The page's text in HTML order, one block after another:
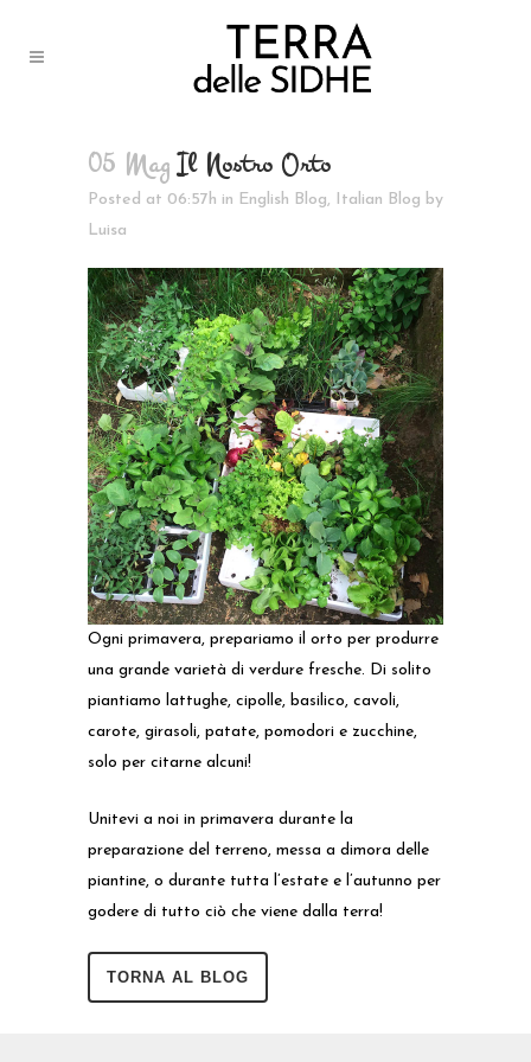
05 MagIl Nostro Orto
Posted at 06:57h in English Blog, Italian Blog by
Luisa
Ogni primavera, prepariamo il orto per produrre
una grande varietà di verdure fresche. Di solito
piantiamo lattughe, cipolle, basilico, cavoli,
carote, girasoli, patate, pomodori e zucchine,
solo per citarne alcuni!
Unitevi a noi in primavera durante la
preparazione del terreno, messa a dimora delle
piantine, o durante tutta l’estate e l’autunno per
godere di tutto ciò che viene dalla terra!
TORNA AL BLOG